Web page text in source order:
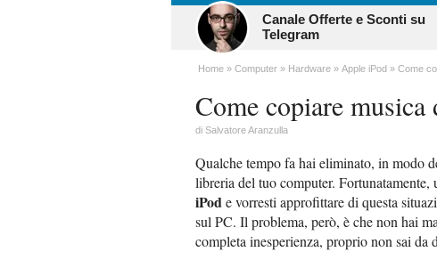
Canale Offerte e Sconti su
Telegram
Home Computer Hardware Apple iPod Come
Come copiare musica
di Salvatore Aranzulla
Qualche tempo fa hai eliminato, in modo
libreria del tuo computer.
iPode vorresti approfittare di questa
sul PC. Il problema, però, è che non hai
completa inesperienza, proprio non sai da